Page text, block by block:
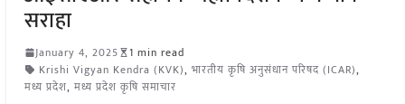
सराहा
January 4, 2025
1 min read
Krishi Vigyan Kendra (KVK), भारतीय कृषि अनुसंधान परिषद (ICAR),
मध्य प्रदेश, मध्य प्रदेश कृषि समाचार